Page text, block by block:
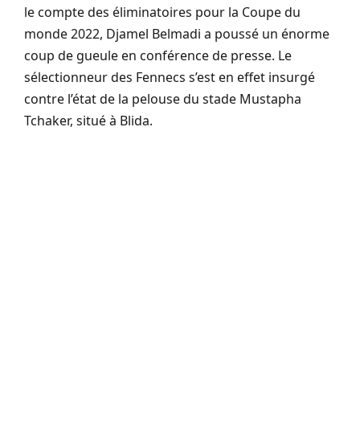
le compte des éliminatoires pour la Coupe du
monde 2022, Djamel Belmadi a poussé un énorme
coup de gueule en conférence de presse. Le
sélectionneur des Fennecs s’est en effet insurgé
contre l’état de la pelouse du stade Mustapha
Tchaker, situé à Blida.